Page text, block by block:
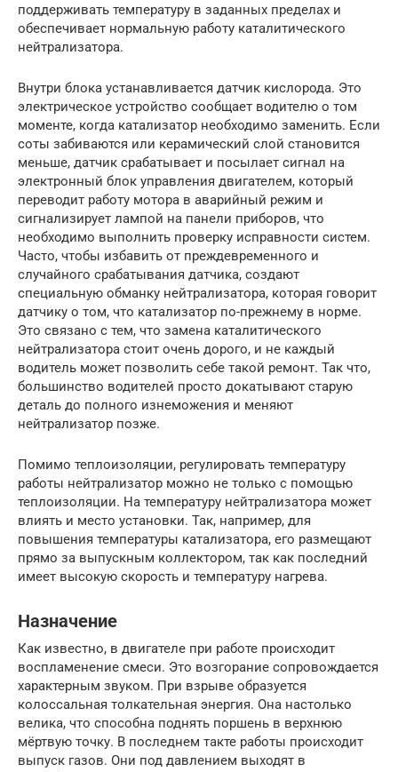
поддерживать температуру в заданных пределах и
обеспечивает нормальную работу каталитического
нейтрализатора.
Внутри блока устанавливается датчик кислорода. Это
электрическое устройство сообщает водителю о том
моменте, когда катализатор необходимо заменить. Если
соты забиваются или керамический слой становится
меньше, датчик срабатывает и посылает сигнал на
электронный блок управления двигателем, который
переводит работу мотора в аварийный режим и
сигнализирует лампой на панели приборов, что
необходимо выполнить проверку исправности систем.
Часто, чтобы избавить от преждевременного и
случайного срабатывания датчика, создают
специальную обманку нейтрализатора, которая говорит
датчику о том, что катализатор по-прежнему в норме.
Это связано с тем, что замена каталитического
нейтрализатора стоит очень дорого, и не каждый
водитель может позволить себе такой ремонт. Так что,
большинство водителей просто докатывают старую
деталь до полного изнеможения и меняют
нейтрализатор позже.
Помимо теплоизоляции, регулировать температуру
работы нейтрализатор можно не только с помощью
теплоизоляции. На температуру нейтрализатора может
влиять и место установки. Так, например, для
повышения температуры катализатора, его размещают
прямо за выпускным коллектором, так как последний
имеет высокую скорость и температуру нагрева.
Назначение
Как известно, в двигателе при работе происходит
воспламенение смеси. Это возгорание сопровождается
характерным звуком. При взрыве образуется
колоссальная толкательная энергия. Она настолько
велика, что способна поднять поршень в верхнюю
мёртвую точку. В последнем такте работы происходит
выпуск газов. Они под давлением выходят в